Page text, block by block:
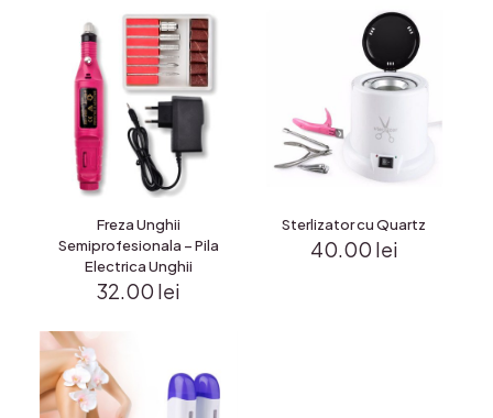
Freza Unghii
Semiprofesionala – Pila
Electrica Unghii
32.00 lei
Sterlizator cu Quartz
40.00 lei